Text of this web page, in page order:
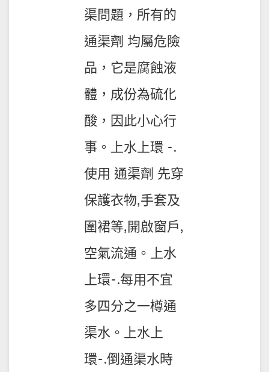
渠問題，所有的
通渠劑 均屬危險
品，它是腐蝕液
體，成份為硫化
酸，因此小心行
事。上水上環 -.
使用 通渠劑 先穿
保護衣物,手套及
圍裙等,開啟窗戶,
空氣流通。上水
上環-.每用不宜
多四分之一樽通
渠水。上水上
環-.倒通渠水時